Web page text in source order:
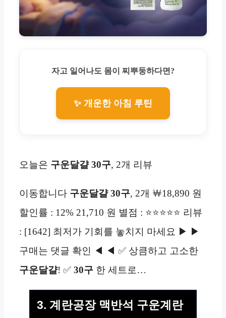
자고 일어나도 몸이 찌뿌둥하다면?
✨ 개운한 아침 루틴
오늘은 구운달걀 30구, 2개 리뷰
이동합니다 구운달걀 30구, 2개 ￦18,890 원
할인률 : 12% 21,710 원 별점 : ⭐⭐⭐⭐⭐ 리뷰
: [1642] 최저가 기회를 놓치지 마세요 ▶ ▶
구매는 댓글 확인 ◀ ◀ ✅ 상큼하고 고소한
구운달걀! ✅ 30구 한 세트로…
3. 계란공장 맥반석 구운계란